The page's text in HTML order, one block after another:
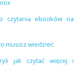
czytania ebooków na
musisz wiedzieć
jak czytać więcej i